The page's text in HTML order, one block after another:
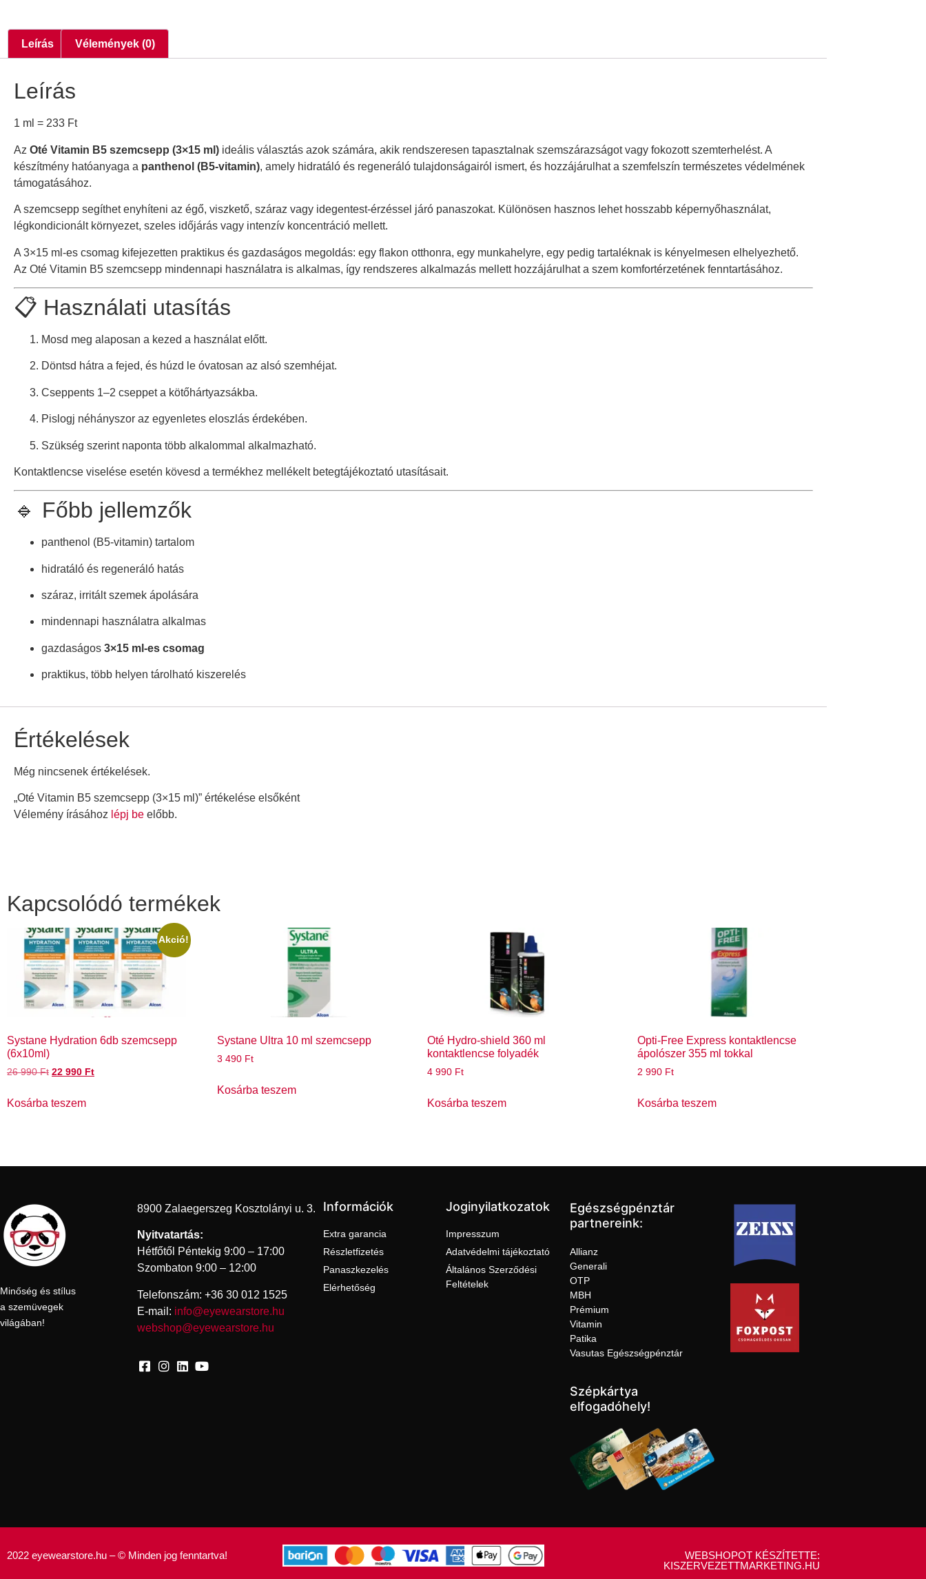
Leírás Vélemények (0)
Leírás
1 ml = 233 Ft
Az Oté Vitamin B5 szemcsepp (3×15 ml) ideális választás azok számára, akik rendszeresen tapasztalnak szemszárazságot vagy fokozott szemterhelést. A
készítmény hatóanyaga a panthenol (B5-vitamin), amely hidratáló és regeneráló tulajdonságairól ismert, és hozzájárulhat a szemfelszín természetes védelmének
támogatásához.
A szemcsepp segíthet enyhíteni az égő, viszkető, száraz vagy idegentest-érzéssel járó panaszokat. Különösen hasznos lehet hosszabb képernyőhasználat,
légkondicionált környezet, szeles időjárás vagy intenzív koncentráció mellett.
A 3×15 ml-es csomag kifejezetten praktikus és gazdaságos megoldás: egy flakon otthonra, egy munkahelyre, egy pedig tartaléknak is kényelmesen elhelyezhető.
Az Oté Vitamin B5 szemcsepp mindennapi használatra is alkalmas, így rendszeres alkalmazás mellett hozzájárulhat a szem komfortérzetének fenntartásához.
📋 Használati utasítás
Mosd meg alaposan a kezed a használat előtt.
Döntsd hátra a fejed, és húzd le óvatosan az alsó szemhéjat.
Cseppents 1–2 cseppet a kötőhártyazsákba.
Pislogj néhányszor az egyenletes eloszlás érdekében.
Szükség szerint naponta több alkalommal alkalmazható.
Kontaktlencse viselése esetén kövesd a termékhez mellékelt betegtájékoztató utasításait.
🔹 Főbb jellemzők
panthenol (B5-vitamin) tartalom
hidratáló és regeneráló hatás
száraz, irritált szemek ápolására
mindennapi használatra alkalmas
gazdaságos 3×15 ml-es csomag
praktikus, több helyen tárolható kiszerelés
Értékelések
Még nincsenek értékelések.
„Oté Vitamin B5 szemcsepp (3×15 ml)” értékelése elsőként
Vélemény írásához lépj be előbb.
Kapcsolódó termékek
Akció!
Systane Hydration 6db szemcsepp
(6x10ml)
26 990Ft 22 990 Ft
Kosárba teszem
Systane Ultra 10 ml szemcsepp
3 490 Ft
Kosárba teszem
Oté Hydro-shield 360 ml
kontaktlencse folyadék
4 990 Ft
Kosárba teszem
Opti-Free Express kontaktlencse
ápolószer 355 ml tokkal
2 990 Ft
Kosárba teszem
Minőség és stílus
a szemüvegek
világában!
8900 Zalaegerszeg Kosztolányi u. 3.
Nyitvatartás:
Hétfőtől Péntekig 9:00 – 17:00
Szombaton 9:00 – 12:00
Telefonszám: +36 30 012 1525
E-mail: info@eyewearstore.hu
webshop@eyewearstore.hu
Információk
Extra garancia
Részletfizetés
Panaszkezelés
Elérhetőség
Joginyilatkozatok
Impresszum
Adatvédelmi tájékoztató
Általános Szerződési
Feltételek
Egészségpénztár
partnereink:
Allianz
Generali
OTP
MBH
Prémium
Vitamin
Patika
Vasutas Egészségpénztár
Szépkártya
elfogadóhely!
2022 eyewearstore.hu – © Minden jog fenntartva!
WEBSHOPOT KÉSZÍTETTE:
KISZERVEZETTMARKETING.HU